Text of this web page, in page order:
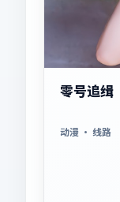
零号追缉
动漫 · 线路